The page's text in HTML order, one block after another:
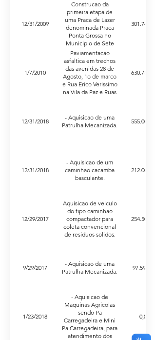
12/31/2009
Construcao da
primeira etapa de
uma Praca de Lazer
denominada Praca
Ponta Grossa no
Municipio de Sete
Quedas - MS.
301.743,47
1/7/2010
Paviamentacao
asfaltica em trechos
das avenidas 28 de
Agosto, 1o de marco
e Rua Erico Verissimo
na Vila da Paz e Ruas
Macuco, Sabia e
Curio no Conjunto
630.752,46
12/31/2018
- Aquisicao de uma
Patrulha Mecanizada.
555.000,00
12/31/2018
- Aquisicao de um
caminhao cacamba
basculante.
212.000,00
12/29/2017
Aquisicao de veiculo
do tipo caminhao
compactador para
coleta convencional
de residuos solidos.
254.500,00
9/29/2017
- Aquisicao de uma
Patrulha Mecanizada.
97.597,60
1/23/2018
- Aquisicao de
Maquinas Agricolas
sendo Pa
Carregadeira e Mini
Pa Carregadeira, para
atendimento dos
0,00